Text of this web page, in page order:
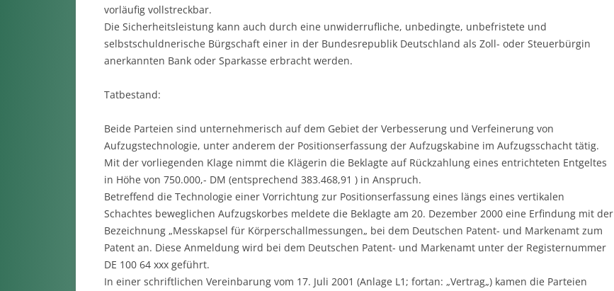
vorläufig vollstreckbar.
Die Sicherheitsleistung kann auch durch eine unwiderrufliche, unbedingte, unbefristete und
selbstschuldnerische Bürgschaft einer in der Bundesrepublik Deutschland als Zoll- oder Steuerbürgin
anerkannten Bank oder Sparkasse erbracht werden.
Tatbestand:
Beide Parteien sind unternehmerisch auf dem Gebiet der Verbesserung und Verfeinerung von
Aufzugstechnologie, unter anderem der Positionserfassung der Aufzugskabine im Aufzugsschacht tätig.
Mit der vorliegenden Klage nimmt die Klägerin die Beklagte auf Rückzahlung eines entrichteten Entgeltes
in Höhe von 750.000,- DM (entsprechend 383.468,91 ) in Anspruch.
Betreffend die Technologie einer Vorrichtung zur Positionserfassung eines längs eines vertikalen
Schachtes beweglichen Aufzugskorbes meldete die Beklagte am 20. Dezember 2000 eine Erfindung mit der
Bezeichnung „Messkapsel für Körperschallmessungen„ bei dem Deutschen Patent- und Markenamt zum
Patent an. Diese Anmeldung wird bei dem Deutschen Patent- und Markenamt unter der Registernummer
DE 100 64 xxx geführt.
In einer schriftlichen Vereinbarung vom 17. Juli 2001 (Anlage L1; fortan: „Vertrag„) kamen die Parteien